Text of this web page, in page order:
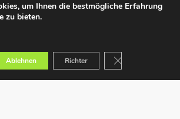
um Ihnen die bestmögliche Erfahrung
zu bieten.
Ablehnen Richter GDPR Cookie-